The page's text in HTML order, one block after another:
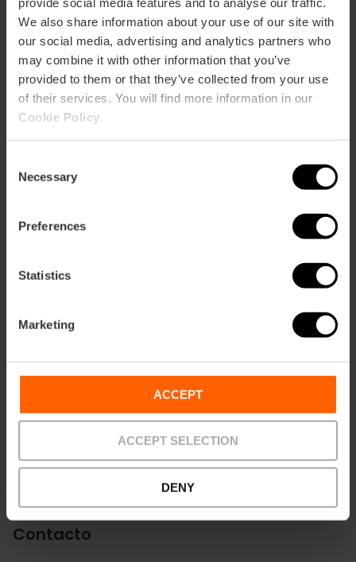
We also share information about your use of our site with
our social media, advertising and analytics partners who
may combine it with other information that you’ve
provided to them or that they’ve collected from your use
of their services. You will find more information in our
Cookie Policy
Selection
Necessary
Preferences
Statistics
Marketing
ACCEPT
ACCEPT SELECTION
DENY
Contacto